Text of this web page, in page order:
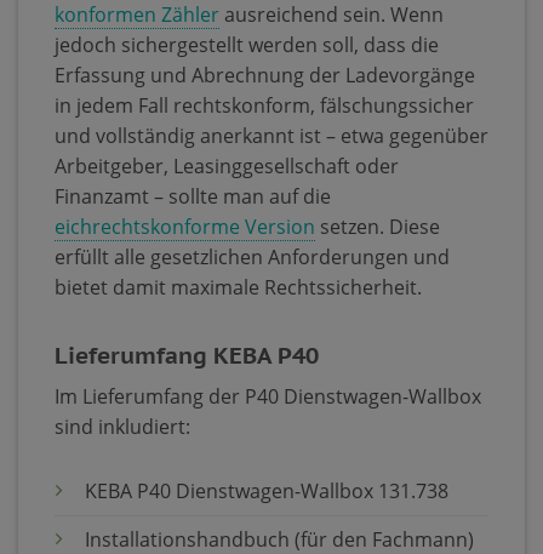
konformen Zähler ausreichend sein. Wenn
jedoch sichergestellt werden soll, dass die
Erfassung und Abrechnung der Ladevorgänge
in jedem Fall rechtskonform, fälschungssicher
und vollständig anerkannt ist – etwa gegenüber
Arbeitgeber, Leasinggesellschaft oder
Finanzamt – sollte man auf die
eichrechtskonforme Version setzen. Diese
erfüllt alle gesetzlichen Anforderungen und
bietet damit maximale Rechtssicherheit.
Lieferumfang KEBA P40
Im Lieferumfang der P40 Dienstwagen-Wallbox
sind inkludiert:
KEBA P40 Dienstwagen-Wallbox 131.738
Installationshandbuch (für den Fachmann)